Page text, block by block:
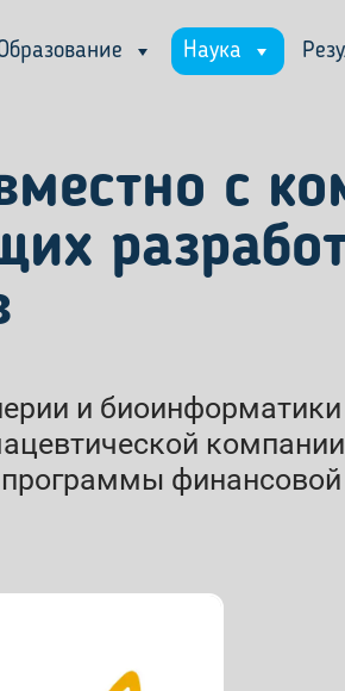
Наука
с
и
программы